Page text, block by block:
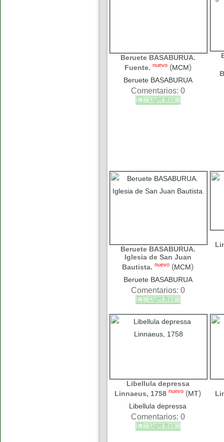
Beruete BASABURUA.
Fuente. nuevo (MCM)
Beruete BASABURUA
Comentarios: 0
Beruete BASABURUA.
Iglesia de San Juan
Bautista. nuevo (MCM)
Beruete BASABURUA
Comentarios: 0
Libellula depressa
Linnaeus, 1758 nuevo (MT)
Libellula depressa
Comentarios: 0